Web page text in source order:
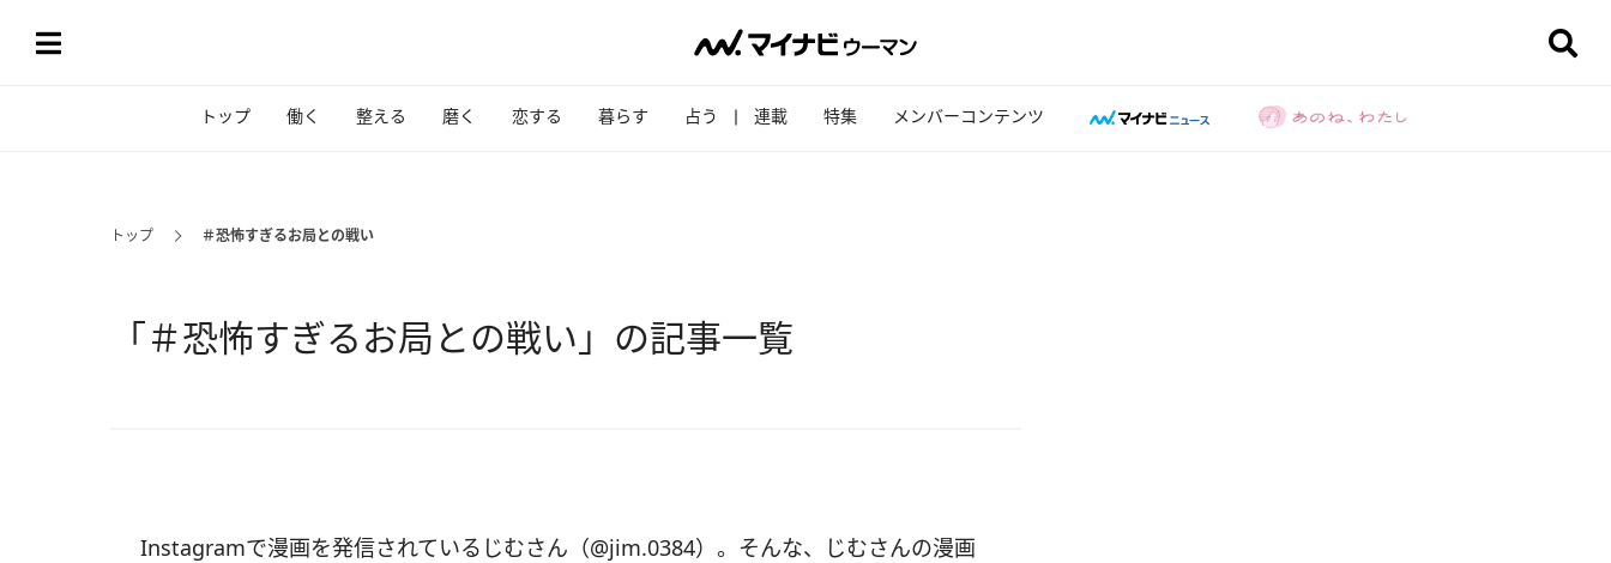
トップ 働く 整える 磨く 恋する 暮らす 占う 連載 特集 メンバーコンテンツ
トップ ＃恐怖すぎるお局との戦い
「＃恐怖すぎるお局との戦い」の記事一覧
Instagramで漫画を発信されているじむさん（@jim.0384）。そんな、じむさんの漫画